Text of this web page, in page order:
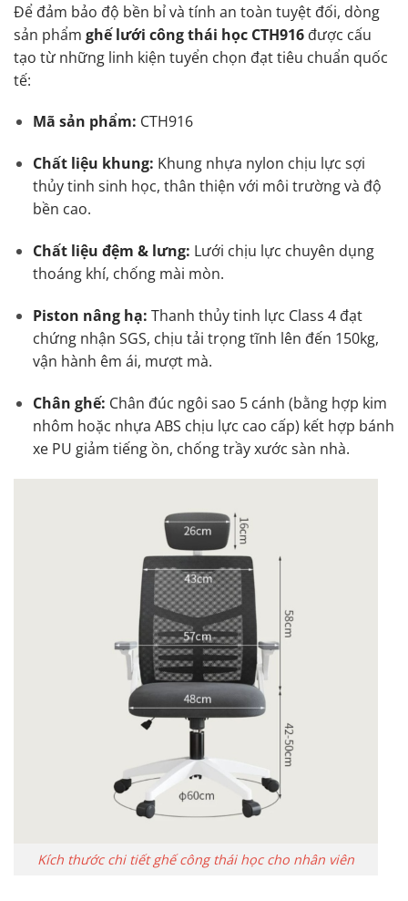
Để đảm bảo độ bền bỉ và tính an toàn tuyệt đối, dòng
sản phẩm ghế lưới công thái học CTH916 được cấu
tạo từ những linh kiện tuyển chọn đạt tiêu chuẩn quốc
tế:
Mã sản phẩm: CTH916
Chất liệu khung: Khung nhựa nylon chịu lực sợi
thủy tinh sinh học, thân thiện với môi trường và độ
bền cao.
Chất liệu đệm & lưng: Lưới chịu lực chuyên dụng
thoáng khí, chống mài mòn.
Piston nâng hạ: Thanh thủy tinh lực Class 4 đạt
chứng nhận SGS, chịu tải trọng tĩnh lên đến 150kg,
vận hành êm ái, mượt mà.
Chân ghế: Chân đúc ngôi sao 5 cánh (bằng hợp kim
nhôm hoặc nhựa ABS chịu lực cao cấp) kết hợp bánh
xe PU giảm tiếng ồn, chống trầy xước sàn nhà.
Kích thước chi tiết ghế công thái học cho nhân viên